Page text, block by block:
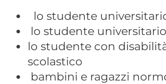
lo studente
lo studente
lo studente con
scolastico
bambini e ragazzi